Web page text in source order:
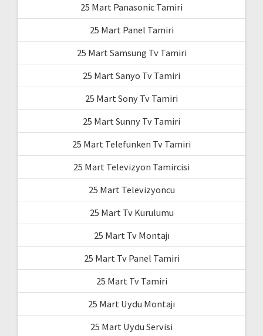
25 Mart Panasonic Tamiri
25 Mart Panel Tamiri
25 Mart Samsung Tv Tamiri
25 Mart Sanyo Tv Tamiri
25 Mart Sony Tv Tamiri
25 Mart Sunny Tv Tamiri
25 Mart Telefunken Tv Tamiri
25 Mart Televizyon Tamircisi
25 Mart Televizyoncu
25 Mart Tv Kurulumu
25 Mart Tv Montajı
25 Mart Tv Panel Tamiri
25 Mart Tv Tamiri
25 Mart Uydu Montajı
25 Mart Uydu Servisi